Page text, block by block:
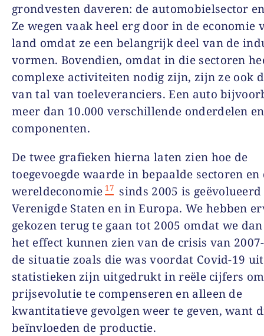
grondvesten daveren: de automobielsector
Ze wegen vaak heel erg door in de economie
land omdat ze een belangrijk deel van de
vormen. Bovendien, omdat in die sectoren
complexe activiteiten nodig zijn, zijn ze ook
van tal van toeleveranciers. Een auto
meer dan 10.000 verschillende onderdelen en
componenten.
De twee grafieken hierna laten zien hoe de
toegevoegde waarde in bepaalde sectoren en
wereldeconomie 17 sinds 2005 is
Verenigde Staten en in Europa. We hebben
gekozen terug te gaan tot 2005 omdat we
het effect kunnen zien van de crisis van
de situatie zoals die was voordat Covid-19
statistieken zijn uitgedrukt in reële cijfers
prijsevolutie te compenseren en alleen de
kwantitatieve gevolgen weer te geven, want
beïnvloeden de productie.